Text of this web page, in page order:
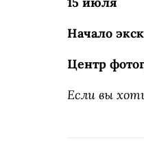
Начало
Центр
Если вы